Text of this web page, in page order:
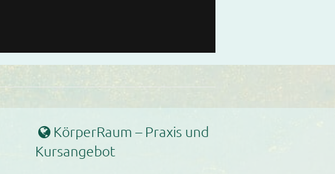
KörperRaum – Praxis und
Kursangebot